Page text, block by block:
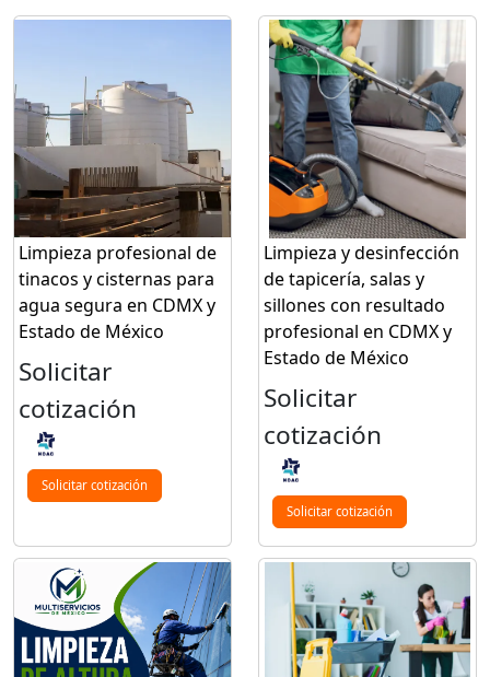
Limpieza profesional de
tinacos y cisternas para
agua segura en CDMX y
Estado de México
Solicitar
cotización
Solicitar cotización
Limpieza y desinfección
de tapicería, salas y
sillones con resultado
profesional en CDMX y
Estado de México
Solicitar
cotización
Solicitar cotización